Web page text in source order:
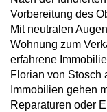
Vorbereitung des
Mit neutralen
Wohnung zum
erfahrene
Florian von Stosch
Immobilien gehen
Reparaturen oder